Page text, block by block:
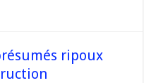
ripoux